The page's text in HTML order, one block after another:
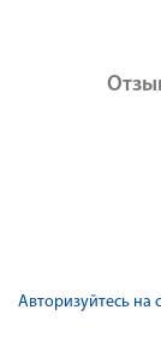
Авторизуйтесь на